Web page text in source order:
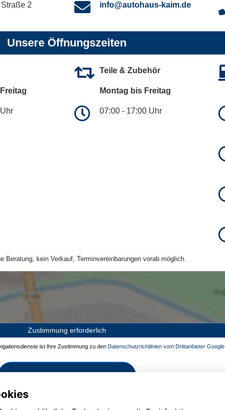
2
info@autohaus-kaim.de
Unsere Öffnungszeiten
Teile & Zubehör
Montag bis Freitag
07:00 - 17:00 Uhr
Beratung, kein Verkauf, Terminvereinbarungen vorab möglich.
Zustimmung erforderlich
ist Ihre Zustimmung zu den Datenschutzrichtlinien vom Drittanbieter Google